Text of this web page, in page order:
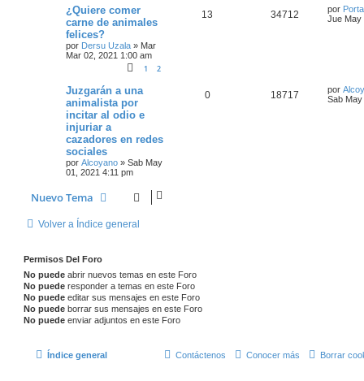
¿Quiere comer
carne de animales
felices?
por Dersu Uzala » Mar
Mar 02, 2021 1:00 am
1 2
13 34712 por
Jue May
Juzgarán a una
animalista por
incitar al odio e
injuriar a
cazadores en redes
sociales
por Alcoyano » Sab May
01, 2021 4:11 pm
0 18717 por
Sab May
Nuevo Tema
Volver a Índice general
Permisos Del Foro
No puede abrir nuevos temas en este Foro
No puede responder a temas en este Foro
No puede editar sus mensajes en este Foro
No puede borrar sus mensajes en este Foro
No puede enviar adjuntos en este Foro
Índice general Borrar
Conocer más
Contáctenos